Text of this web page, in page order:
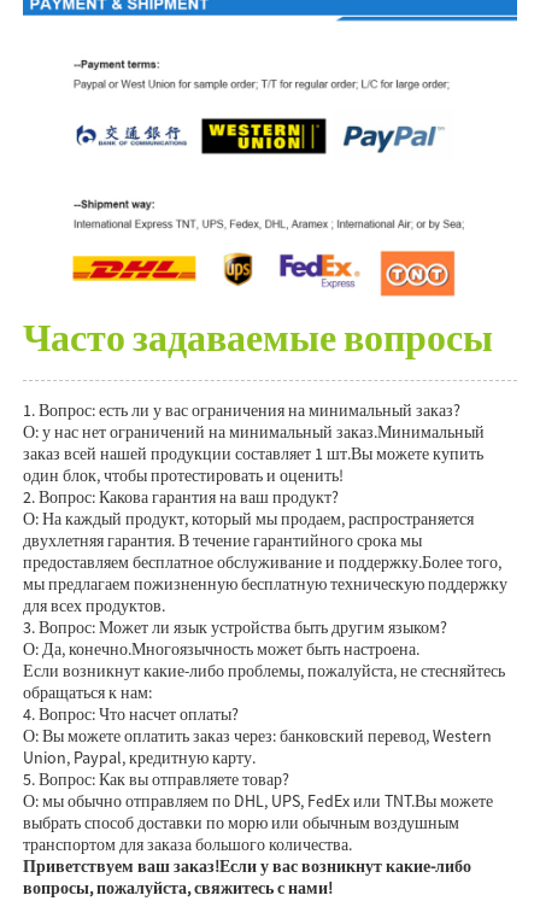
Часто задаваемые вопросы
1. Вопрос: есть ли у вас ограничения на минимальный заказ?
О: у нас нет ограничений на минимальный заказ.Минимальный
заказ всей нашей продукции составляет 1 шт.Вы можете купить
один блок, чтобы протестировать и оценить!
2. Вопрос: Какова гарантия на ваш продукт?
О: На каждый продукт, который мы продаем, распространяется
двухлетняя гарантия. В течение гарантийного срока мы
предоставляем бесплатное обслуживание и поддержку.Более того,
мы предлагаем пожизненную бесплатную техническую поддержку
для всех продуктов.
3. Вопрос: Может ли язык устройства быть другим языком?
О: Да, конечно.Многоязычность может быть настроена.
Если возникнут какие-либо проблемы, пожалуйста, не стесняйтесь
обращаться к нам:
4. Вопрос: Что насчет оплаты?
О: Вы можете оплатить заказ через: банковский перевод, Western
Union, Paypal, кредитную карту.
5. Вопрос: Как вы отправляете товар?
О: мы обычно отправляем по DHL, UPS, FedEx или TNT.Вы можете
выбрать способ доставки по морю или обычным воздушным
транспортом для заказа большого количества.
Приветствуем ваш заказ!Если у вас возникнут какие-либо
вопросы, пожалуйста, свяжитесь с нами!